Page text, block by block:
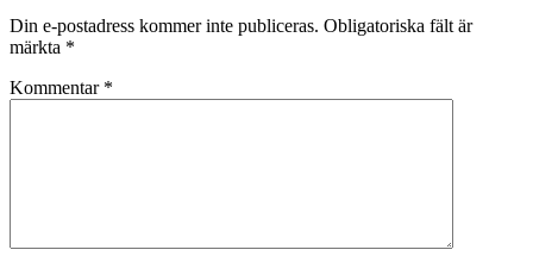
Din e-postadress kommer inte publiceras. Obligatoriska fält är
märkta *
Kommentar *